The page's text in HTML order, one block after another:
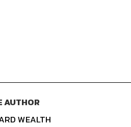
AUTHOR
WEALTH